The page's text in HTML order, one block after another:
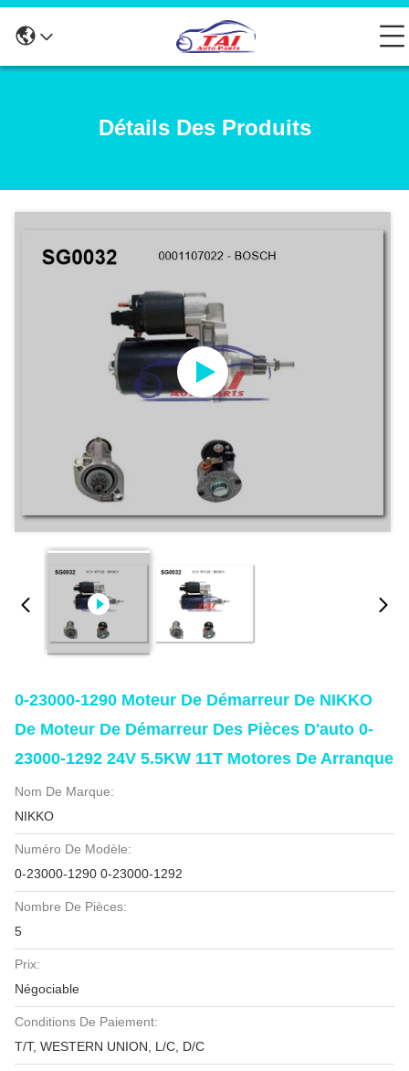
Détails Des Produits
0-23000-1290 Moteur De Démarreur De NIKKO
De Moteur De Démarreur Des Pièces D'auto 0-
23000-1292 24V 5.5KW 11T Motores De Arranque
Nom De Marque:
NIKKO
Numéro De Modèle:
0-23000-1290 0-23000-1292
Nombre De Pièces:
5
Prix:
Négociable
Conditions De Paiement:
T/T, WESTERN UNION, L/C, D/C